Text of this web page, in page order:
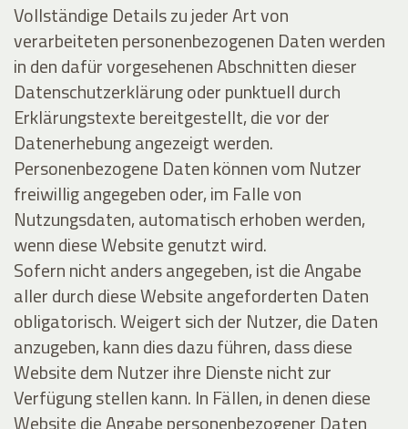
Vollständige Details zu jeder Art von
verarbeiteten personenbezogenen Daten werden
in den dafür vorgesehenen Abschnitten dieser
Datenschutzerklärung oder punktuell durch
Erklärungstexte bereitgestellt, die vor der
Datenerhebung angezeigt werden.
Personenbezogene Daten können vom Nutzer
freiwillig angegeben oder, im Falle von
Nutzungsdaten, automatisch erhoben werden,
wenn diese Website genutzt wird.
Sofern nicht anders angegeben, ist die Angabe
aller durch diese Website angeforderten Daten
obligatorisch. Weigert sich der Nutzer, die Daten
anzugeben, kann dies dazu führen, dass diese
Website dem Nutzer ihre Dienste nicht zur
Verfügung stellen kann. In Fällen, in denen diese
Website die Angabe personenbezogener Daten